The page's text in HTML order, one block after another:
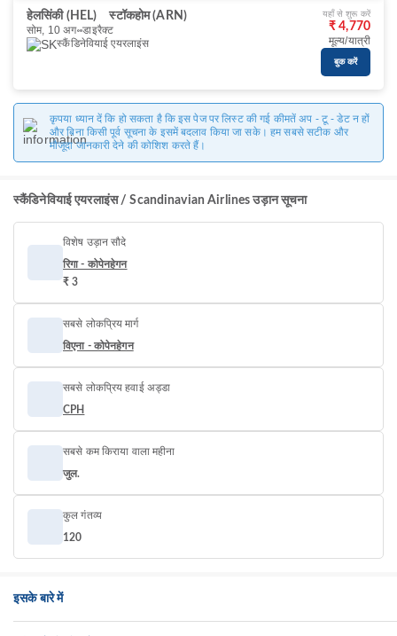
हेलसिंकी (HEL)
स्टॉकहोम (ARN)
सोम, 10 अग॰ डाइरैक्ट
स्कैंडिनेवियाई एयरलाइंस
यहाँ से शुरू करें
₹ 4,770
मूल्य/यात्री
बुक करें
कृपया ध्यान दें कि हो सकता है कि इस पेज पर लिस्ट की गई कीमतें अप - टू - डेट न हों
और बिना किसी पूर्व सूचना के इसमें बदलाव किया जा सके। हम सबसे सटीक और
मौजूदा जानकारी देने की कोशिश करते हैं।
स्कैंडिनेवियाई एयरलाइंस / Scandinavian Airlines उड़ान सूचना
विशेष उड़ान सौदे
रिगा - कोपेनहेगन
₹ 3
सबसे लोकप्रिय मार्ग
विएना - कोपेनहेगन
सबसे लोकप्रिय हवाई अड्डा
CPH
सबसे कम किराया वाला महीना
जुल.
कुल गंतव्य
120
इसके बारे में